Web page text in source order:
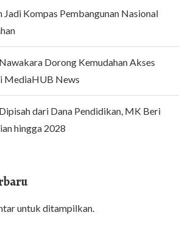
Kompas Pembangunan Nasional
Dorong Kemudahan Akses
MediaHUB News
dari Dana Pendidikan, MK Beri
hingga 2028
untuk ditampilkan.